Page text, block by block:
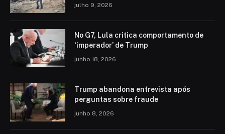
julho 9, 2026
No G7, Lula critica comportamento de
‘imperador’ de Trump
junho 18, 2026
Trump abandona entrevista após
perguntas sobre fraude
junho 8, 2026